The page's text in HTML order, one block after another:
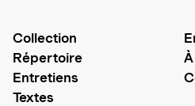
Collection
Répertoire
Entretiens
Textes